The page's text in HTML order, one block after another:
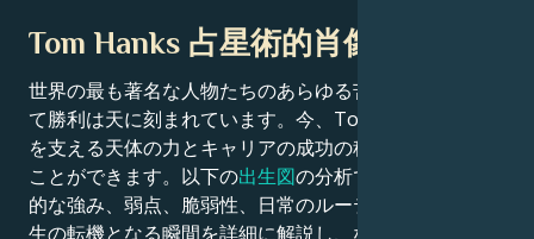
Tom Hanks 占星術的肖像画
世界の最も著名な人物たちのあらゆる苦闘、挑戦、そし
て勝利は天に刻まれています。今、Tom Hanksの魅力
を支える天体の力とキャリアの成功の秘密を解き明かす
ことができます。以下の出生図の分析では、彼らの先天
的な強み、弱点、脆弱性、日常のルーティン、そして人
生の転機となる瞬間を詳細に解説し、なぜ彼らが私たち